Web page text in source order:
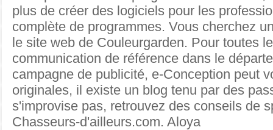
plus de créer des logiciels pour les
complète de programmes. Vous cherchez
le site web de Couleurgarden. Pour toutes
communication de référence dans le
campagne de publicité, e-Conception peut
originales, il existe un blog tenu par des
s'improvise pas, retrouvez des conseils de
Chasseurs-d'ailleurs.com. Aloya